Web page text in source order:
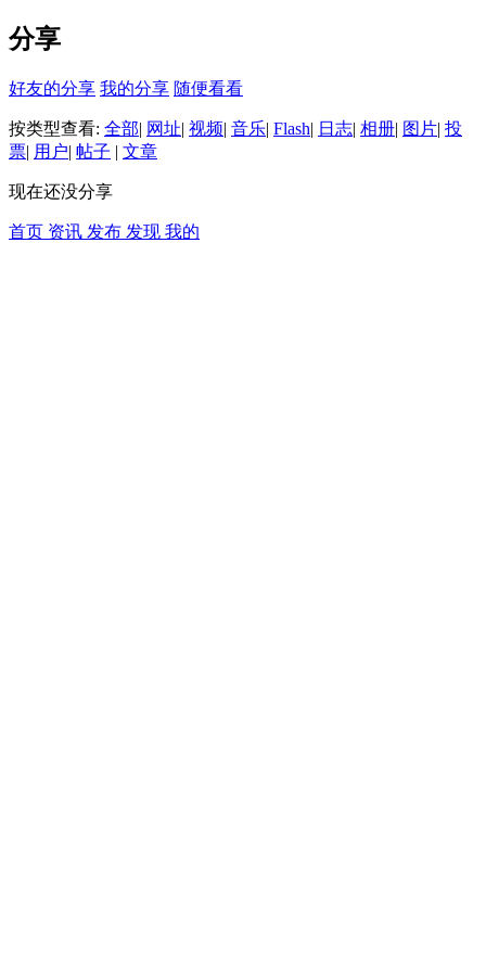
分享
好友的分享 我的分享 随便看看
按类型查看: 全部| 网址| 视频| 音乐| Flash| 日志| 相册| 图片| 投
票| 用户| 帖子 | 文章
现在还没分享
首页 资讯 发布 发现 我的